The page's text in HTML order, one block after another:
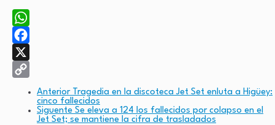
WhatsApp
Facebook
X
Anterior
Tragedia en la discoteca Jet Set enluta a Higüey:
cinco fallecidos
Siguente Se eleva a 124 los fallecidos por colapso en el
Jet Set; se mantiene la cifra de trasladados